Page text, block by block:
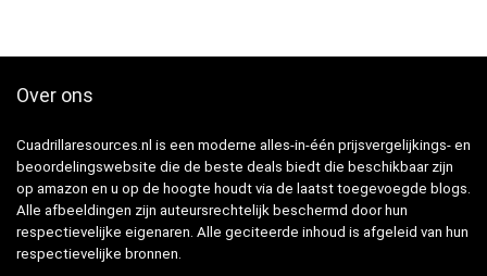
Over ons
Cuadrillaresources.nl is een moderne alles-in-één prijsvergelijkings- en
beoordelingswebsite die de beste deals biedt die beschikbaar zijn
op amazon en u op de hoogte houdt via de laatst toegevoegde blogs.
Alle afbeeldingen zijn auteursrechtelijk beschermd door hun
respectievelijke eigenaren. Alle geciteerde inhoud is afgeleid van hun
respectievelijke bronnen.